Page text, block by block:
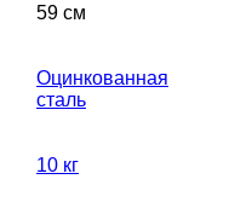
59 см
Оцинкованная
сталь
10 кг